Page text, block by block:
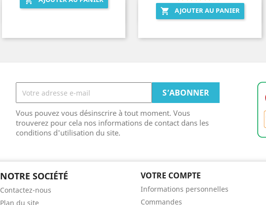
 AJOUTER AU PANIER
Aperçu rapide
Vous pouvez vous désinscrire à tout moment. Vous
trouverez pour cela nos informations de contact dans les
conditions d'utilisation du site.
NOTRE SOCIÉTÉ
Contactez-nous
Plan du site
VOTRE COMPTE
Informations personnelles
Commandes